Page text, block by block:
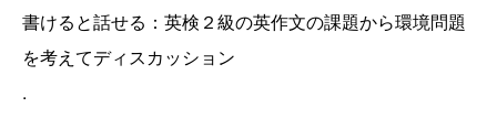
書けると話せる：英検２級の英作文の課題から環境問題
を考えてディスカッション
.